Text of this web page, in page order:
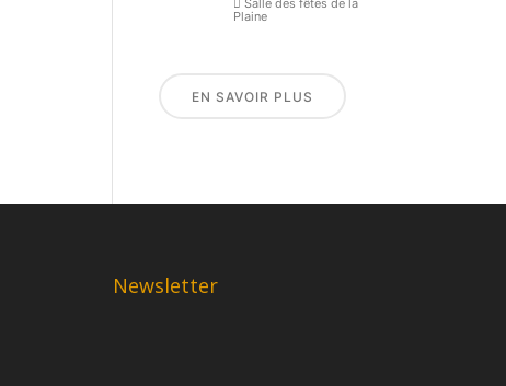
Salle des fêtes de la
Plaine
EN SAVOIR PLUS
Newsletter